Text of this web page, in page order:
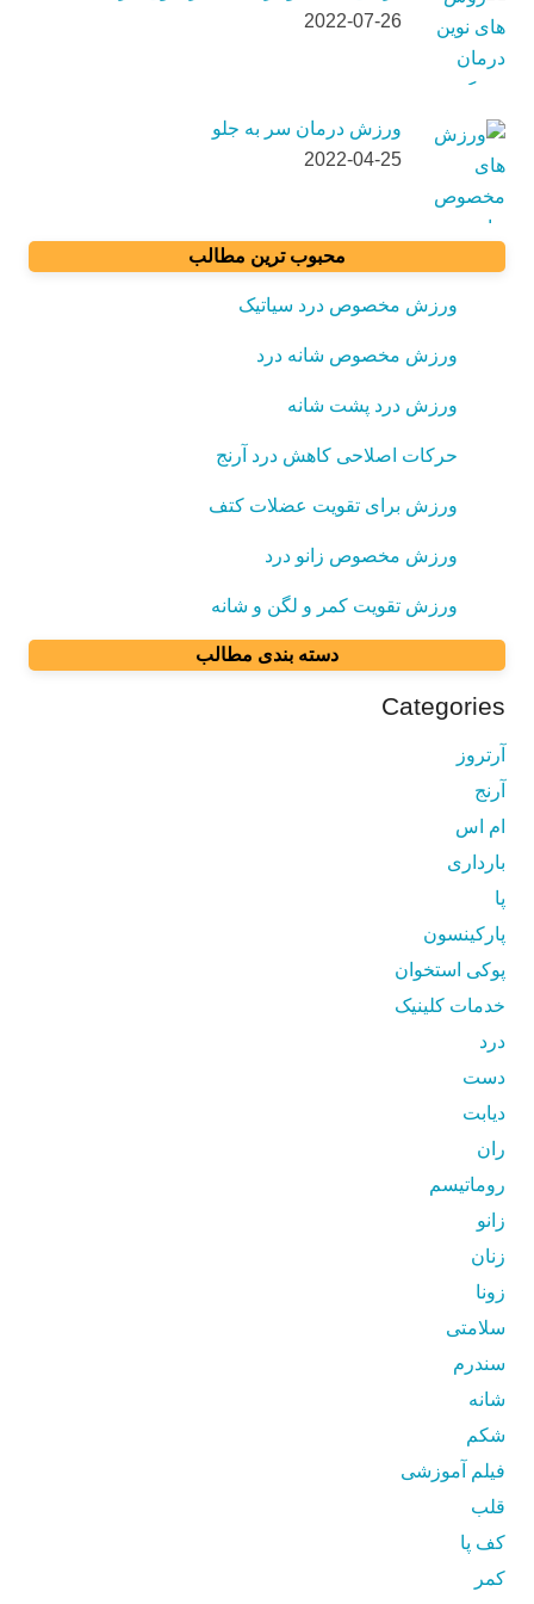
2022-07-26
ورزش درمان سر به جلو
2022-04-25
محبوب ترین مطالب
ورزش مخصوص درد سیاتیک
ورزش مخصوص شانه درد
ورزش درد پشت شانه
حرکات اصلاحی کاهش درد آرنج
ورزش برای تقویت عضلات کتف
ورزش مخصوص زانو درد
ورزش تقویت کمر و لگن و شانه
دسته بندی مطالب
Categories
آرتروز
آرنج
ام اس
بارداری
پا
پارکینسون
پوکی استخوان
خدمات کلینیک
درد
دست
دیابت
ران
روماتیسم
زانو
زنان
زونا
سلامتی
سندرم
شانه
شکم
فیلم آموزشی
قلب
کف پا
کمر